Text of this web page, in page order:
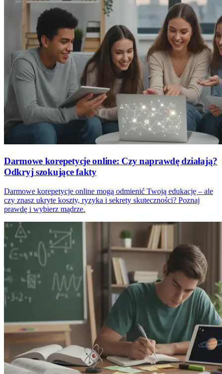
Darmowe korepetycje online: Czy naprawdę działają?
Odkryj szokujące fakty
Darmowe korepetycje online mogą odmienić Twoją edukację – ale
czy znasz ukryte koszty, ryzyka i sekrety skuteczności? Poznaj
prawdę i wybierz mądrze.